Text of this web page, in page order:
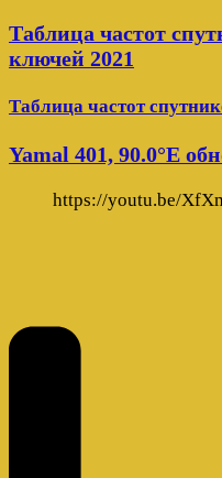
Таблица частот
ключей 2021
Таблица частот
Yamal 401, 90.0°E
https://youtu.be/